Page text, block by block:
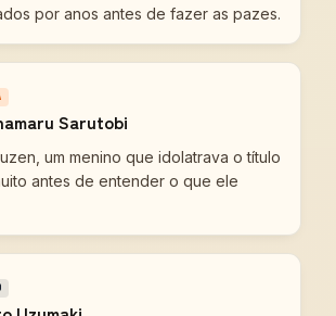
por anos antes de fazer as pazes.
Sarutobi
um menino que idolatrava o título
antes de entender o que ele